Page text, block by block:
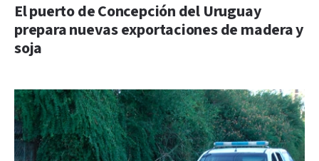
El puerto de Concepción del Uruguay
prepara nuevas exportaciones de madera y
soja